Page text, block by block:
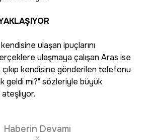
ulaşan ipuçlarını
ulaşmaya çalışan Aras ise
çıkıp kendisine gönderilen telefonu
geldi mi?" sözleriyle büyük
Haberin Devamı